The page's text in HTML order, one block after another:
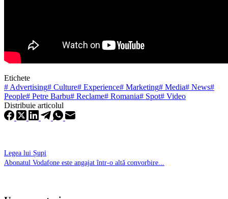
Etichete
# Advertising# Culture# Experience# Marketing# Media# News#
People# Petre Barbu# Reclame# Romania# Spot# Video
Distribuie articolul
Legea lui Șupi
Abonatul Vodafone este angajat într-o altă convorbire...